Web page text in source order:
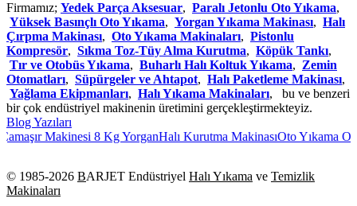
Firmamız; Yedek Parça Aksesuar, Paralı Jetonlu Oto Yıkama,
Yüksek Basınçlı Oto Yıkama, Yorgan Yıkama Makinası, Halı
Çırpma Makinası, Oto Yıkama Makinaları, Pistonlu
Kompresör, Sıkma Toz-Tüy Alma Kurutma, Köpük Tankı,
Tır ve Otobüs Yıkama, Buharlı Halı Koltuk Yıkama, Zemin
Otomatları, Süpürgeler ve Ahtapot, Halı Paketleme Makinası,
Yağlama Ekipmanları, Halı Yıkama Makinaları, bu ve benzeri
bir çok endüstriyel makinenin üretimini gerçekleştirmekteyiz.
Blog Yazıları
Makinesi 8 Kg YorganHalı Kurutma MakinasıOto Yıkama
© 1985-2026 BARJET Endüstriyel Halı Yıkama ve Temizlik
Makinaları